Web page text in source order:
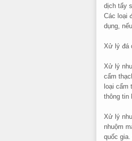
dịch tẩy
Các loại
dụng,
Xử lý đá
Xử lý
cẩm
loại cẩm
thông tin
Xử lý
nhuộm
quốc